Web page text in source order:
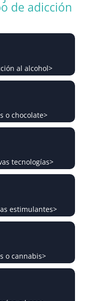
de adicción
al alcohol>
o chocolate>
tecnologías>
estimulantes>
o cannabis>